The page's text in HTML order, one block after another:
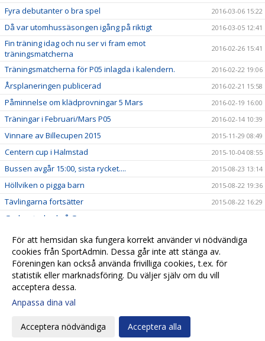
Fyra debutanter o bra spel 2016-03-06 15:22
Då var utomhussäsongen igång på riktigt 2016-03-05 12:41
Fin träning idag och nu ser vi fram emot
träningsmatcherna
2016-02-26 15:41
Träningsmatcherna för P05 inlagda i kalendern. 2016-02-22 19:06
Årsplaneringen publicerad 2016-02-21 15:58
Påminnelse om klädprovningar 5 Mars 2016-02-19 16:00
Träningar i Februari/Mars P05 2016-02-14 10:39
Vinnare av Billecupen 2015 2015-11-29 08:49
Centern cup i Halmstad 2015-10-04 08:55
Bussen avgår 15:00, sista rycket.... 2015-08-23 13:14
Höllviken o pigga barn 2015-08-22 19:36
Tävlingarna fortsätter 2015-08-22 16:29
God mat o bad på G
Rapport från Höllviken 2015-08-22 11:03
Nu sover vi..... 2015-08-21 23:36
Nu åker vi..... 2015-08-21 22:04
inställningar
Webbversion
För att hemsidan ska fungera korrekt använder vi nödvändiga
cookies från SportAdmin. Dessa går inte att stänga av.
Föreningen kan också använda frivilliga cookies, t.ex. för
statistik eller marknadsföring. Du väljer själv om du vill
acceptera dessa.
Anpassa dina val
Acceptera nödvändiga Acceptera alla